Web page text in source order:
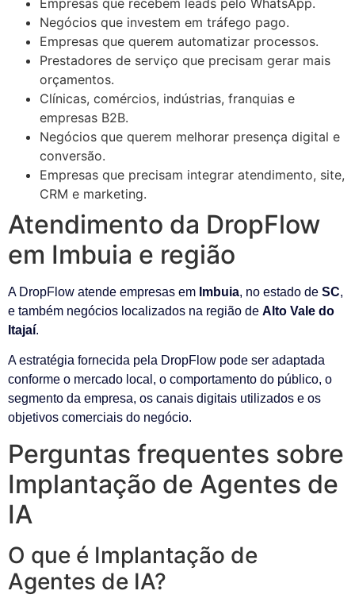
Negócios que investem em tráfego pago.
Empresas que querem automatizar processos.
Prestadores de serviço que precisam gerar mais
orçamentos.
Clínicas, comércios, indústrias, franquias e
empresas B2B.
Negócios que querem melhorar presença digital e
conversão.
Empresas que precisam integrar atendimento, site,
CRM e marketing.
Atendimento da DropFlow
em Imbuia e região
A DropFlow atende empresas em Imbuia, no estado de SC,
e também negócios localizados na região de Alto Vale do
Itajaí.
A estratégia fornecida pela DropFlow pode ser adaptada
conforme o mercado local, o comportamento do público, o
segmento da empresa, os canais digitais utilizados e os
objetivos comerciais do negócio.
Perguntas frequentes sobre
Implantação de Agentes de
IA
O que é Implantação de
Agentes de IA?